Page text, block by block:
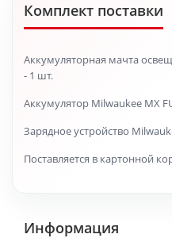
Комплект поставки
Аккумуляторная мачта
- 1 шт.
Аккумулятор Milwaukee MX
Зарядное устройство
Поставляется в картонной
Информация